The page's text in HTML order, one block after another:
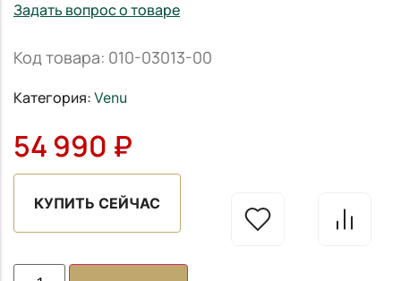
Задать вопрос о товаре
Код товара: 010-03013-00
Категория: Venu
54 990 ₽
КУПИТЬ СЕЙЧАС